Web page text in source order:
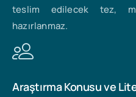
teslim edilecek tez,
hazırlanmaz.
Araştırma Konusu ve